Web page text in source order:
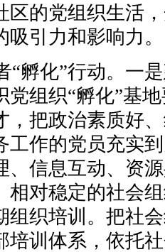
区的党组织生活
引力和影响力。
“孵化”行动。一
党组织“孵化”基
，把政治素质好
工作的党员充实
、信息互动、资
相对稳定的社会
组织培训。把社
培训体系，依托